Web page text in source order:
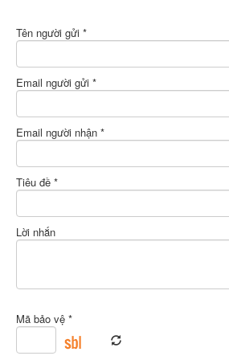
Tên người gửi *
Email người gửi *
Email người nhận *
Tiêu đề *
Lời nhắn
Mã bảo vệ *